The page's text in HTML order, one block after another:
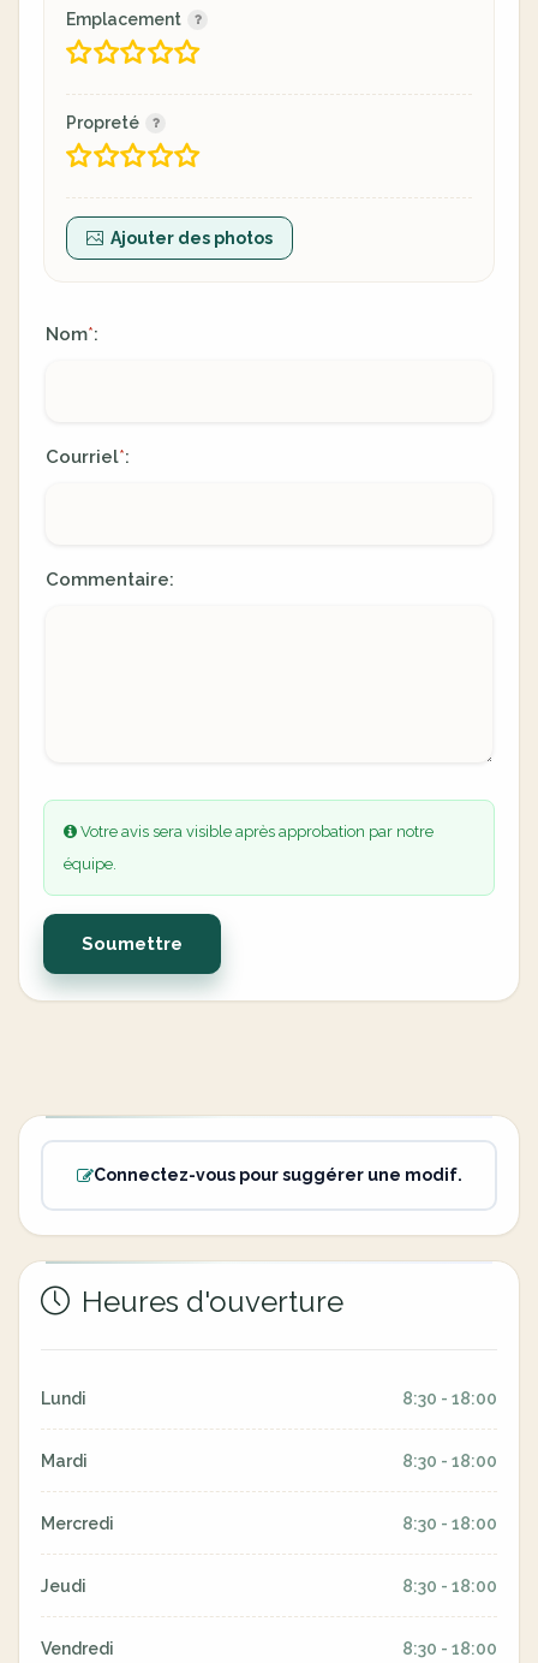
Emplacement
Propreté
Ajouter des photos
Nom*:
Courriel*:
Commentaire:
Votre avis sera visible après approbation par notre
équipe.
Soumettre
Connectez-vous pour suggérer une modif.
Heures d'ouverture
Lundi 8:30 - 18:00
Mardi 8:30 - 18:00
Mercredi 8:30 - 18:00
Jeudi 8:30 - 18:00
Vendredi 8:30 - 18:00